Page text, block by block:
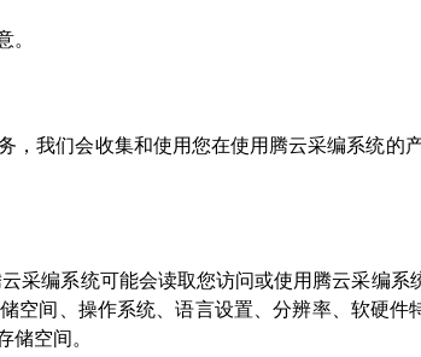
我们会收集和使用您在使用腾云采编系统的
采编系统可能会读取您访问或使用腾云采编系
空间、操作系统、语言设置、分辨率、软硬件
空间。